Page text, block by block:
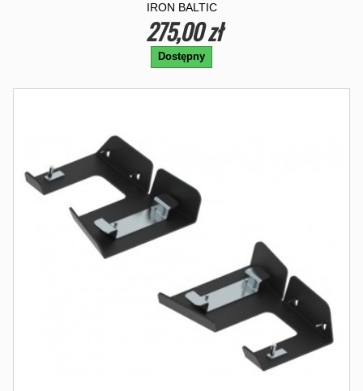
IRON BALTIC
275,00 zł
Dostępny